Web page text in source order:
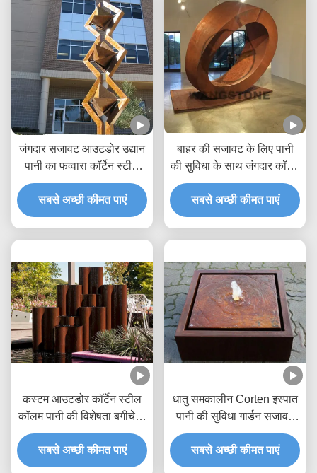
जंगदार सजावट आउटडोर उद्यान
पानी का फव्वारा कॉर्टेन स्टील
मूर्तिकला
सबसे अच्छी कीमत पाएं
बाहर की सजावट के लिए पानी
की सुविधा के साथ जंगदार कॉर्टेन
स्टील मूर्तिकला फव्वारा
सबसे अच्छी कीमत पाएं
कस्टम आउटडोर कॉर्टेन स्टील
कॉलम पानी की विशेषता बगीचे के
लिए फव्वारा
सबसे अच्छी कीमत पाएं
धातु समकालीन Corten इस्पात
पानी की सुविधा गार्डन सजावट
जंग सतह
सबसे अच्छी कीमत पाएं